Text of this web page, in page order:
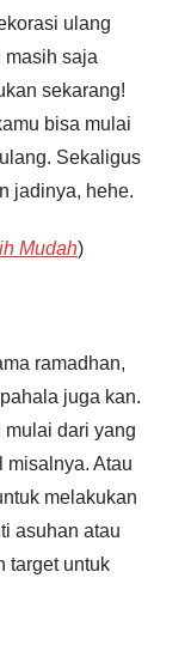
ulang
masih saja
sekarang!
bisa mulai
Sekaligus
jadinya, hehe.
Mudah)
ramadhan,
juga kan.
dari yang
misalnya. Atau
melakukan
asuhan atau
target untuk